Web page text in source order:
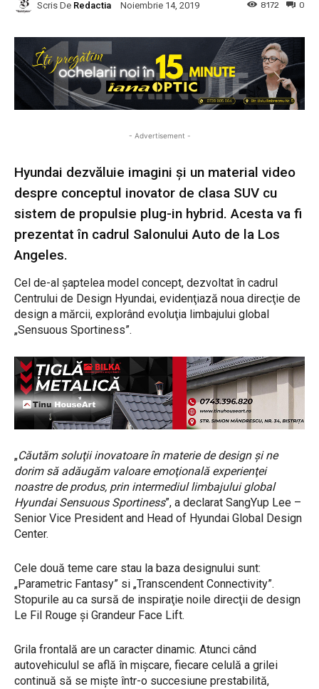
Scris De Redactia Noiembrie 14, 2019 0
8172
- Advertisement -
Hyundai dezvăluie imagini şi un material video
despre conceptul inovator de clasa SUV cu
sistem de propulsie plug-in hybrid. Acesta va fi
prezentat în cadrul Salonului Auto de la Los
Angeles.
Cel de-al şaptelea model concept, dezvoltat în cadrul
Centrului de Design Hyundai, evidenţiază noua direcţie de
design a mărcii, explorând evoluţia limbajului global
„Sensuous Sportiness”.
„Căutăm soluţii inovatoare în materie de design şi ne
dorim să adăugăm valoare emoţională experienţei
noastre de produs, prin intermediul limbajului global
Hyundai Sensuous Sportiness”, a declarat SangYup Lee –
Senior Vice President and Head of Hyundai Global Design
Center.
Cele două teme care stau la baza designului sunt:
„Parametric Fantasy” si „Transcendent Connectivity”.
Stopurile au ca sursă de inspiraţie noile direcţii de design
Le Fil Rouge şi Grandeur Face Lift.
Grila frontală are un caracter dinamic. Atunci când
autovehiculul se află în mişcare, fiecare celulă a grilei
continuă să se mişte într-o succesiune prestabilită,